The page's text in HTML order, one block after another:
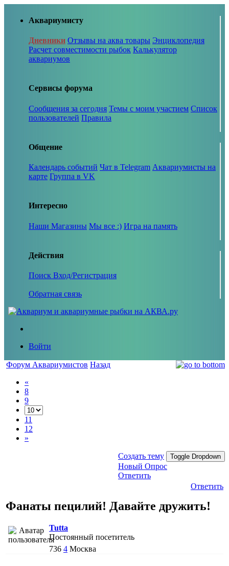
Аквариумисту
Дневники Отзывы на аква товары Энциклопедия
Расчет совместимости рыбок Калькулятор
аквариумов
Сервисы форума
Сообщения за сегодня Темы с моим участием Список
пользователей Правила
Общение
Календарь событий Чат в Telegram Аквариумисты на
карте Группа в VK
Интересно
Наши Магазины Мы все :) Игра на память
Действия
Поиск Вход/Регистрация
Обратная связь
Войти
Форум Аквариумистов Назад
«
8
9
11
12
»
Создать тему Toggle Dropdown
Новый Опрос
Ответить
Ответить
Фанаты пецилий! Давайте дружить!
Tutta
Постоянный посетитель
736 4 Москва